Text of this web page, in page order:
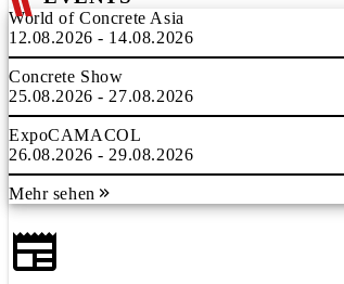
World of Concrete Asia
12.08.2026 - 14.08.2026
Concrete Show
25.08.2026 - 27.08.2026
ExpoCAMACOL
26.08.2026 - 29.08.2026
Mehr sehen